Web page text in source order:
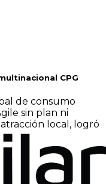
CPG
de consumo
sin plan ni
local, logró